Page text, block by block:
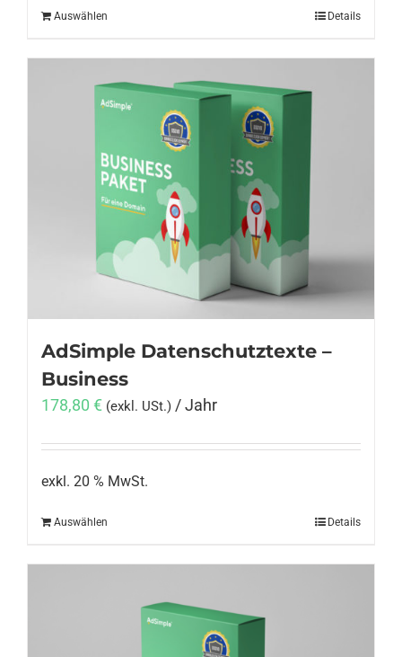
Auswählen Details
AdSimple Datenschutztexte –
Business
178,80 € (exkl. USt.) / Jahr
exkl. 20 % MwSt.
Auswählen Details